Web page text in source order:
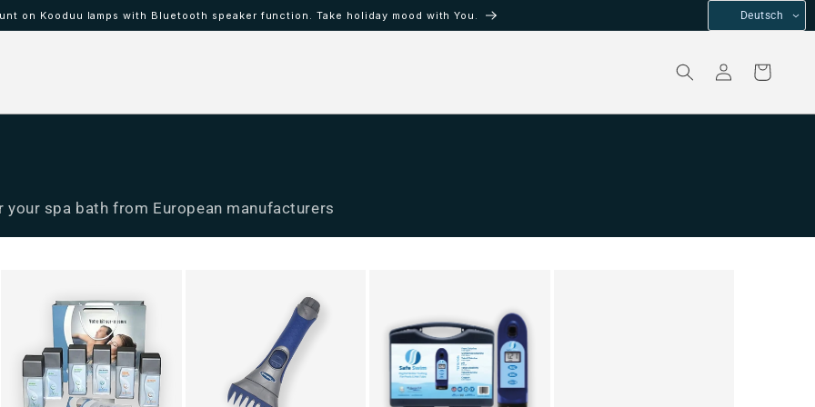
on Kooduu lamps with Bluetooth speaker function. Take holiday mood with You.
EinloggenWarenkorb
spa bath from European manufacturers
Deutsch